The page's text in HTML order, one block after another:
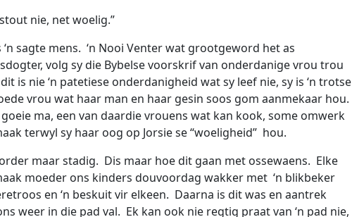
nie, net woelig.”
‘n sagte mens. ‘n Nooi Venter wat grootgeword het as
volg sy die Bybelse voorskrif van onderdanige vrou trou
is nie ‘n patetiese onderdanigheid wat sy leef nie, sy is ‘n trotse
vrou wat haar man en haar gesin soos gom aanmekaar hou.
goeie ma, een van daardie vrouens wat kan kook, some omwerk
terwyl sy haar oog op Jorsie se “woeligheid” hou.
maar stadig. Dis maar hoe dit gaan met ossewaens. Elke
moeder ons kinders douvoordag wakker met ‘n blikbeker
en ‘n beskuit vir elkeen. Daarna is dit was en aantrek
weer in die pad val. Ek kan ook nie regtig praat van ‘n pad nie,